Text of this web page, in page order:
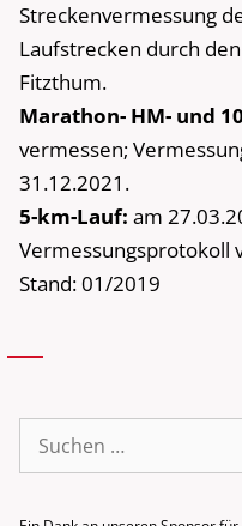
Streckenvermessung
Laufstrecken durch
Fitzthum.
Marathon- HM- und
vermessen;
31.12.2021.
5-km-Lauf: am
Vermessungsprotokoll
Stand: 01/2019
Suche
nach: